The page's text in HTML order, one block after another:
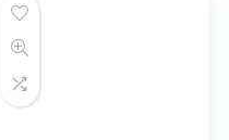
puppykussen mat
voor warm slapen
(60 cm, grijs)